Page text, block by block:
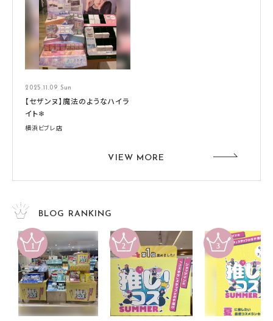
2025.11.09 Sun
【セザンヌ】魔法のようなハイラ
イト❄
横浜ビブレ店
VIEW MORE
BLOG RANKING